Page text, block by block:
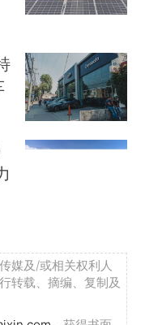
媒及/或相关权利人
转载、摘编、复制及